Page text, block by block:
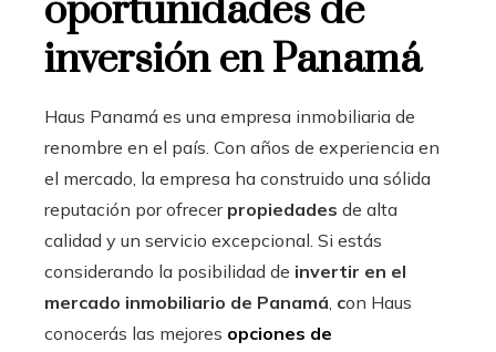
oportunidades de
inversión en Panamá
Haus Panamá es una empresa inmobiliaria de
renombre en el país. Con años de experiencia en
el mercado, la empresa ha construido una sólida
reputación por ofrecer propiedades de alta
calidad y un servicio excepcional. Si estás
considerando la posibilidad de invertir en el
mercado inmobiliario de Panamá, con Haus
conocerás las mejores opciones de